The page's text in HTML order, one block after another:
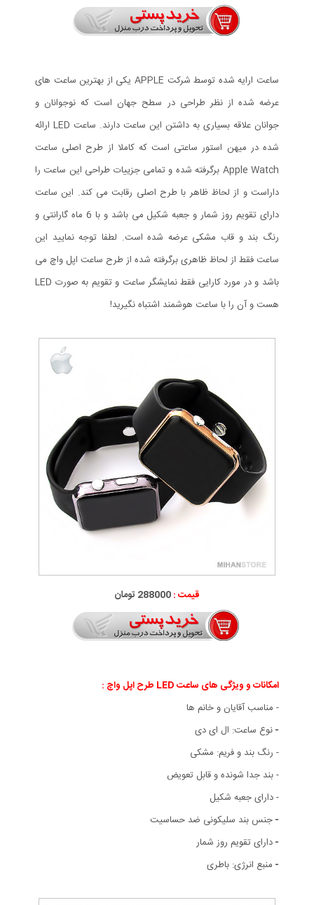
ساعت ارایه شده توسط شرکت APPLE یکی از بهترین ساعت های
عرضه شده از نظر طراحی در سطح جهان است که نوجوانان و
جوانان علاقه بسیاری به داشتن این ساعت دارند. ساعت LED ارائه
شده در میهن استور ساعتی است که کاملا از طرح اصلی ساعت
Apple Watch برگرفته شده و تمامی جزییات طراحی این ساعت را
داراست و از لحاظ ظاهر با طرح اصلی رقابت می کند. این ساعت
دارای تقویم روز شمار و جعبه شکیل می باشد و با 6 ماه گارانتی و
رنگ بند و قاب مشکی عرضه شده است. لطفا توجه نمایید این
ساعت فقط از لحاظ ظاهری برگرفته شده از طرح ساعت اپل واچ می
باشد و در مورد کارایی فقط نمایشگر ساعت و تقویم به صورت LED
هست و آن را با ساعت هوشمند اشتباه نگیرید!
قیمت :288000 تومان
امکانات و ویژگی های ساعت LED طرح اپل واچ :
- مناسب آقایان و خانم ها
-نوع ساعت: ال ای دی
- رنگ بند و فریم: مشکی
- بند جدا شونده و قابل تعویض
- دارای جعبه شکیل
-جنس بند سلیکونی ضد حساسیت
-دارای تقویم روز شمار
- منبع انرژی: باطری